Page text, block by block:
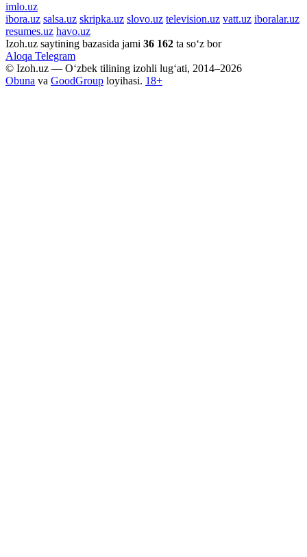
imlo.uz
ibora.uz salsa.uz skripka.uz slovo.uz television.uz vatt.uz iboralar.uz
resumes.uz havo.uz
Izoh.uz saytining bazasida jami 36 162 ta so‘z bor
Aloqa Telegram
© Izoh.uz — O‘zbek tilining izohli lug‘ati, 2014–2026
Obuna va GoodGroup loyihasi. 18+